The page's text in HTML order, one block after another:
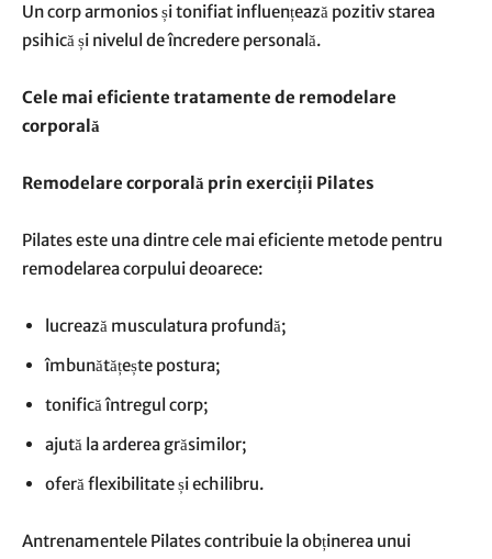
Un corp armonios și tonifiat influențează pozitiv starea
psihică și nivelul de încredere personală.
Cele mai eficiente tratamente de remodelare
corporală
Remodelare corporală prin exerciții Pilates
Pilates este una dintre cele mai eficiente metode pentru
remodelarea corpului deoarece:
lucrează musculatura profundă;
îmbunătățește postura;
tonifică întregul corp;
ajută la arderea grăsimilor;
oferă flexibilitate și echilibru.
Antrenamentele Pilates contribuie la obținerea unui